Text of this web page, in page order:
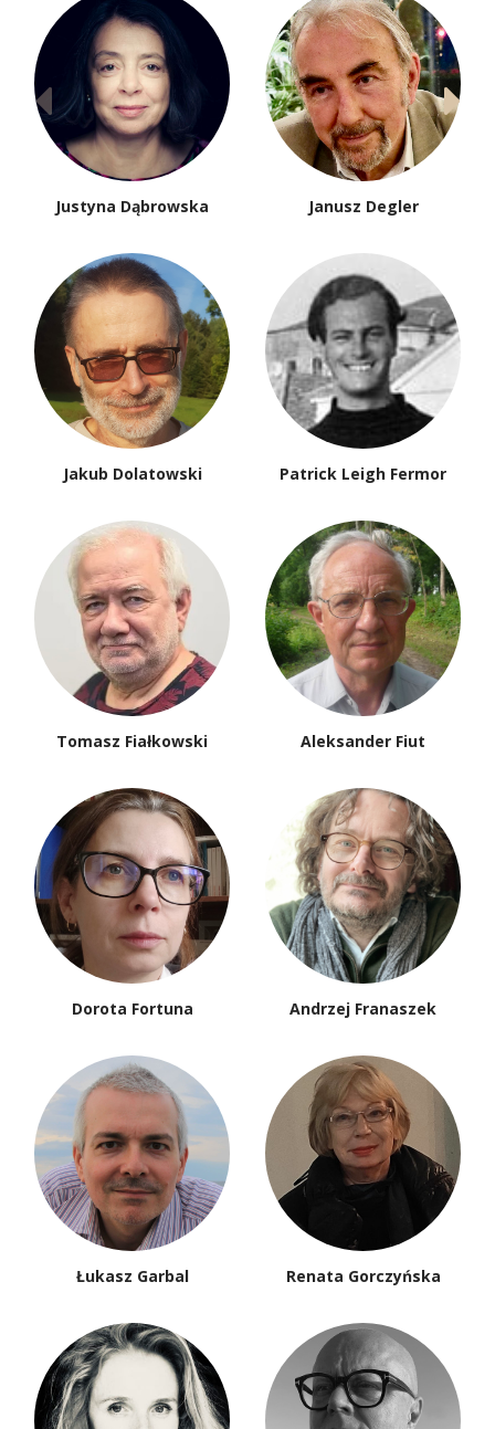
Justyna Dąbrowska Janusz Degler
Jakub Dolatowski Patrick Leigh Fermor
Tomasz Fiałkowski Aleksander Fiut
Dorota Fortuna Andrzej Franaszek
Łukasz Garbal Renata Gorczyńska